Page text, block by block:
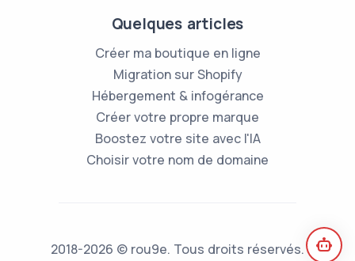
Quelques articles
Créer ma boutique en ligne
Migration sur Shopify
Hébergement & infogérance
Créer votre propre marque
Boostez votre site avec l'IA
Choisir votre nom de domaine
2018-2026 © rou9e. Tous droits réservés.